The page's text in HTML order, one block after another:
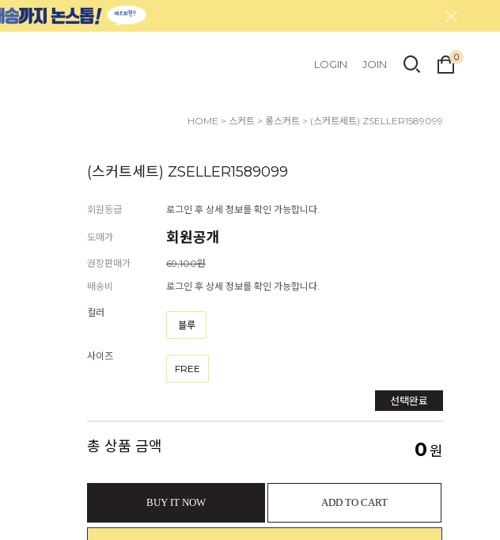
LOGIN JOIN
0
HOME > 스커트 > 롱스커트 > (스커트세트) ZSELLER1589099
(스커트세트) ZSELLER1589099
회원등급 로그인 후 상세 정보를 확인 가능합니다.
도매가 회원공개
권장판매가
69,100원
배송비
로그인 후 상세 정보를 확인 가능합니다.
컬러
블루
사이즈
FREE
선택완료
총 상품 금액 0원
BUY IT NOW ADD TO CART